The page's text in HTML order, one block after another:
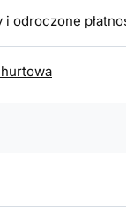
i odroczone